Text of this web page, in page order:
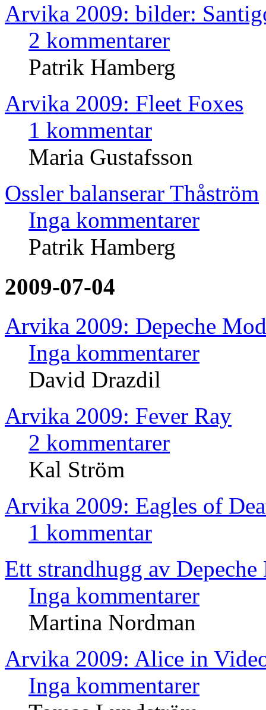
Arvika 2009: bilder:
2 kommentarer
Patrik Hamberg
Arvika 2009: Fleet Foxes
1 kommentar
Maria Gustafsson
Ossler balanserar Thåström
Inga kommentarer
Patrik Hamberg
2009-07-04
Arvika 2009: Depeche
Inga kommentarer
David Drazdil
Arvika 2009: Fever Ray
2 kommentarer
Kal Ström
Arvika 2009: Eagles of
1 kommentar
Ett strandhugg av Depeche
Inga kommentarer
Martina Nordman
Arvika 2009: Alice in
Inga kommentarer